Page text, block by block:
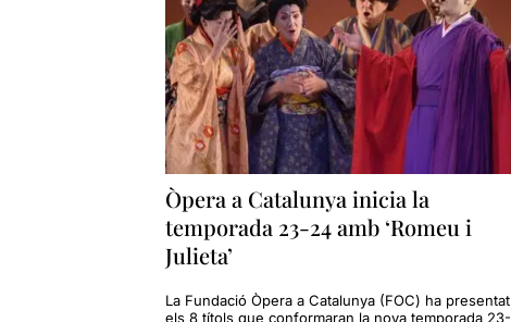
Òpera a Catalunya inicia la
temporada 23-24 amb ‘Romeu i
Julieta’
La Fundació Òpera a Catalunya (FOC) ha presentat
els 8 títols que conformaran la nova temporada 23-